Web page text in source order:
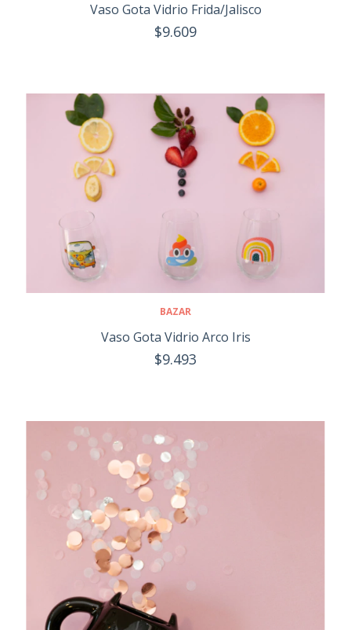
Vaso Gota Vidrio Frida/Jalisco
$9.609
BAZAR
Vaso Gota Vidrio Arco Iris
$9.493